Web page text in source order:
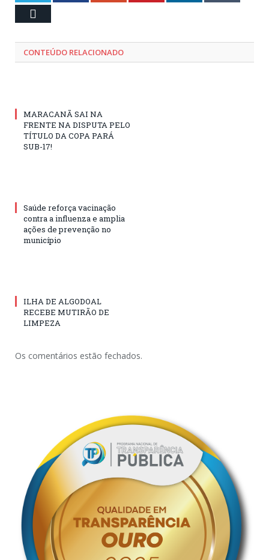
CONTEÚDO RELACIONADO
MARACANÃ SAI NA
FRENTE NA DISPUTA PELO
TÍTULO DA COPA PARÁ
SUB-17!
Saúde reforça vacinação
contra a influenza e amplia
ações de prevenção no
município
ILHA DE ALGODOAL
RECEBE MUTIRÃO DE
LIMPEZA
Os comentários estão fechados.